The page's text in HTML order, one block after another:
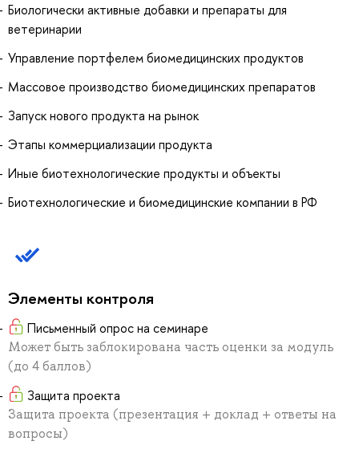
Биологически активные добавки и препараты для
ветеринарии
Управление портфелем биомедицинских продуктов
Массовое производство биомедицинских препаратов
Запуск нового продукта на рынок
Этапы коммерциализации продукта
Иные биотехнологические продукты и объекты
Биотехнологические и биомедицинские компании в РФ
Элементы контроля
Письменный опрос на семинаре
Может быть заблокирована часть оценки за модуль
(до 4 баллов)
Защита проекта
Защита проекта (презентация + доклад + ответы на
вопросы)